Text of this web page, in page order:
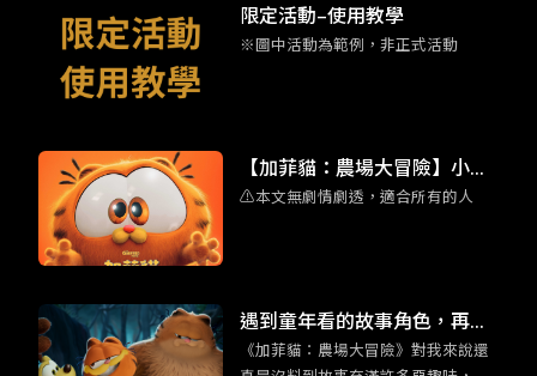
限定活動–使用教學
※圖中活動為範例，非正式活動
【加菲貓：農場大冒險】小加
菲擄獲人心 彩蛋滿滿的家庭喜
⚠️本文無劇情劇透，適合所有的人
遇到童年看的故事角色，再世
故的大人們，也會回到孩提時
《加菲貓：農場大冒險》對我來說還